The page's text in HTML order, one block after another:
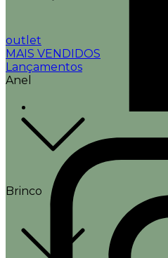
outlet
MAIS VENDIDOS
Lançamentos
Anel
Brinco